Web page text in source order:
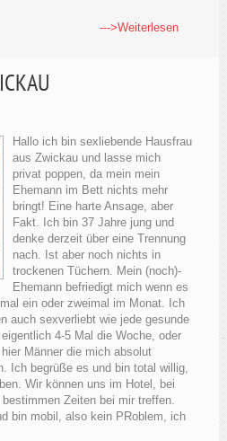
--->Weiterlesen
Hallo ich bin sexliebende Hausfrau
aus Zwickau und lasse mich
privat poppen, da mein mein
Ehemann im Bett nichts mehr
bringt! Eine harte Ansage, aber
Fakt. Ich bin 37 Jahre jung und
denke derzeit über eine Trennung
nach. Ist aber noch nichts in
trockenen Tüchern. Mein (noch)-
Ehemann befriedigt mich wenn es
ein oder zweimal im Monat. Ich
auch sexverliebt wie jede gesunde
4-5 Mal die Woche, oder
Männer die mich absolut
Ich begrüße es und bin total willig,
Wir können uns im Hotel, bei
Zeiten bei mir treffen.
bin mobil, also kein PRoblem, ich